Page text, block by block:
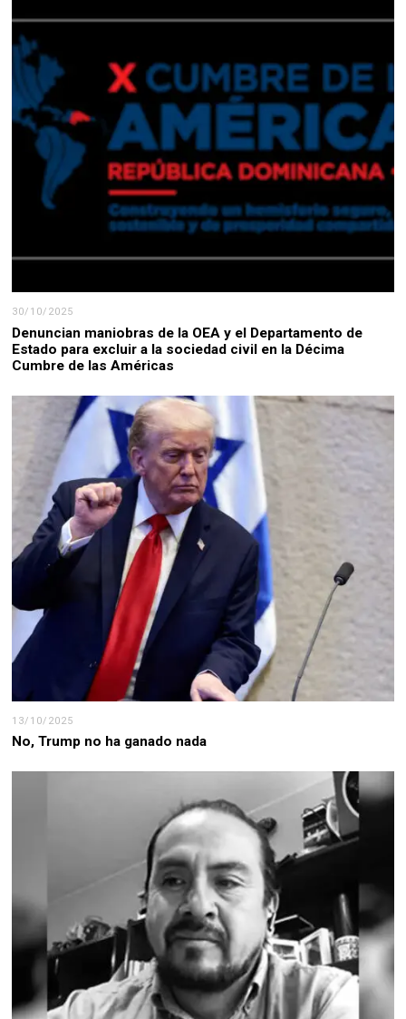
30/10/2025
Denuncian maniobras de la OEA y el Departamento de
Estado para excluir a la sociedad civil en la Décima
Cumbre de las Américas
13/10/2025
No, Trump no ha ganado nada